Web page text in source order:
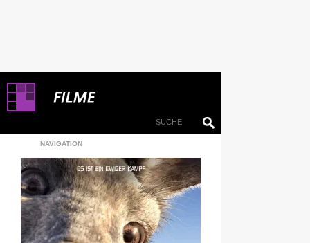
NAVIGATION